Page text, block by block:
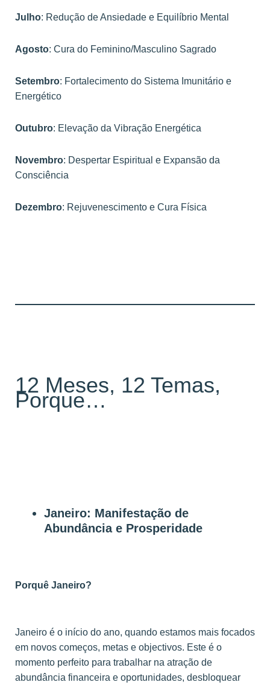
Julho: Redução de Ansiedade e Equilíbrio Mental
Agosto: Cura do Feminino/Masculino Sagrado
Setembro: Fortalecimento do Sistema Imunitário e
Energético
Outubro: Elevação da Vibração Energética
Novembro: Despertar Espiritual e Expansão da
Consciência
Dezembro: Rejuvenescimento e Cura Física
12 Meses, 12 Temas,
Porque…
Janeiro: Manifestação de
Abundância e Prosperidade
Porquê Janeiro?
Janeiro é o início do ano, quando estamos mais focados
em novos começos, metas e objectivos. Este é o
momento perfeito para trabalhar na atração de
abundância financeira e oportunidades, desbloquear